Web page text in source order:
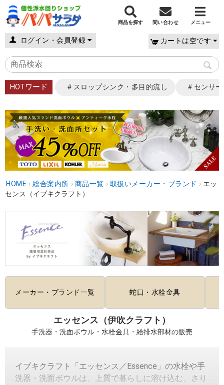
商品を探す 問い合わせ メニュー
ログイン・会員登録 カートは空です
HOTワード ＃スロップシンク・多目的流し ＃センサ
HOME › 総合案内所 › 商品一覧 › 取扱いメーカー・ブランド › エッ
センス（イブキクラフト）
メーカー・ブランド一覧 蛇口・水栓金具
エッセンス（伊吹クラフト）
手洗器・洗面ボウル・水栓金具・給排水部材の販売
イブキクラフト「エッセンス／Essence」の水栓や手
洗器・洗面ボウルは、上質で暮らしに溶け込む、さり